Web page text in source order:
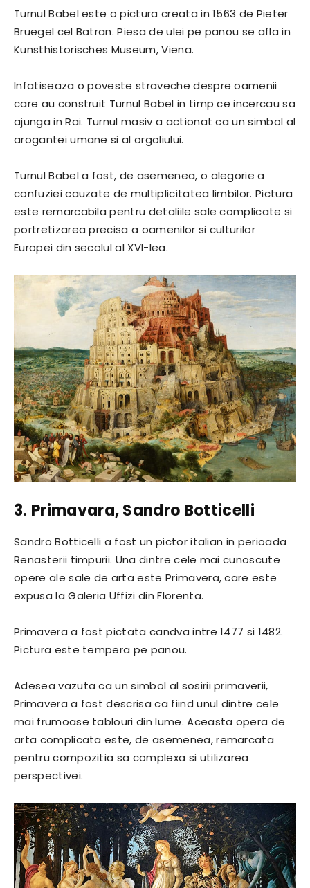
Turnul Babel este o pictura creata in 1563 de Pieter
Bruegel cel Batran. Piesa de ulei pe panou se afla in
Kunsthistorisches Museum, Viena.
Infatiseaza o poveste straveche despre oamenii
care au construit Turnul Babel in timp ce incercau sa
ajunga in Rai. Turnul masiv a actionat ca un simbol al
arogantei umane si al orgoliului.
Turnul Babel a fost, de asemenea, o alegorie a
confuziei cauzate de multiplicitatea limbilor. Pictura
este remarcabila pentru detaliile sale complicate si
portretizarea precisa a oamenilor si culturilor
Europei din secolul al XVI-lea.
3. Primavara, Sandro Botticelli
Sandro Botticelli a fost un pictor italian in perioada
Renasterii timpurii. Una dintre cele mai cunoscute
opere ale sale de arta este Primavera, care este
expusa la Galeria Uffizi din Florenta.
Primavera a fost pictata candva intre 1477 si 1482.
Pictura este tempera pe panou.
Adesea vazuta ca un simbol al sosirii primaverii,
Primavera a fost descrisa ca fiind unul dintre cele
mai frumoase tablouri din lume. Aceasta opera de
arta complicata este, de asemenea, remarcata
pentru compozitia sa complexa si utilizarea
perspectivei.